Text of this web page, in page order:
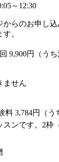
～12:30
からのお申し
。
9,900円（うち
ません
料 3,784円（う
スンです。2枠